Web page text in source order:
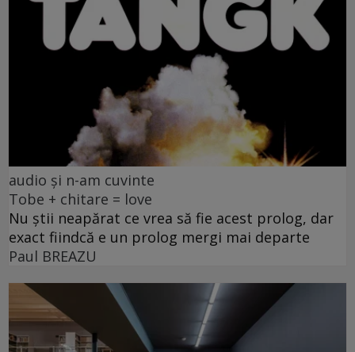
audio și n-am cuvinte
Tobe + chitare = love
Nu știi neapărat ce vrea să fie acest prolog, dar
exact fiindcă e un prolog mergi mai departe
Paul BREAZU